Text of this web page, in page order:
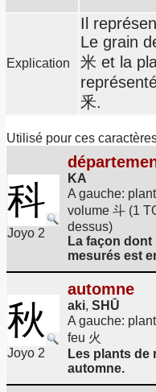
Explication
Il
Le grain
米 et la
釆.
Utilisé pour ces
科
Joyo 2
KA
A gauche:
volume 斗 (1
dessus)
La façon
mesurés est
秋
Joyo 2
automne
aki, SHŪ
A gauche:
feu 火
Les plants de
automne.